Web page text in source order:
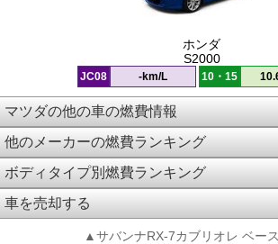
ホンダ
S2000
JC08 -km/L 10・15
マツダの他の車の燃費情報
他のメーカーの燃費ランキング
ボディタイプ別燃費ランキング
車を売却する
▲サバンナRX-7カブリオレ ベー